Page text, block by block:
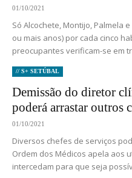
01/10/2021
Só Alcochete, Montijo, Palmela
ou mais anos) por cada cinco
preocupantes verificam-se em
// S+ SETÚBAL
Demissão do diretor
poderá arrastar outros
01/10/2021
Diversos chefes de serviços
Ordem dos Médicos apela aos
intercedam para que seja